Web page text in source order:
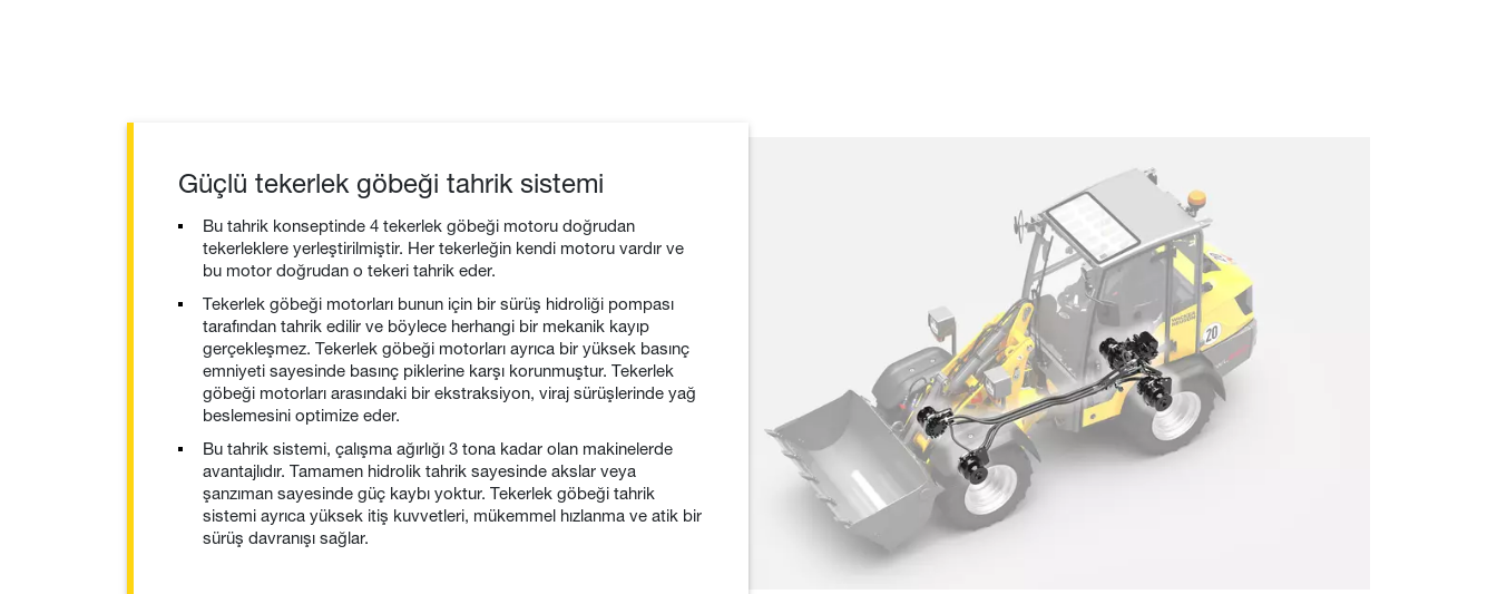
Güçlü tekerlek göbeği tahrik sistemi
Bu tahrik konseptinde 4 tekerlek göbeği motoru doğrudan
tekerleklere yerleştirilmiştir. Her tekerleğin kendi motoru vardır ve
bu motor doğrudan o tekeri tahrik eder.
Tekerlek göbeği motorları bunun için bir sürüş hidroliği pompası
tarafından tahrik edilir ve böylece herhangi bir mekanik kayıp
gerçekleşmez. Tekerlek göbeği motorları ayrıca bir yüksek basınç
emniyeti sayesinde basınç piklerine karşı korunmuştur. Tekerlek
göbeği motorları arasındaki bir ekstraksiyon, viraj sürüşlerinde yağ
beslemesini optimize eder.
Bu tahrik sistemi, çalışma ağırlığı 3 tona kadar olan makinelerde
avantajlıdır. Tamamen hidrolik tahrik sayesinde akslar veya
şanzıman sayesinde güç kaybı yoktur. Tekerlek göbeği tahrik
sistemi ayrıca yüksek itiş kuvvetleri, mükemmel hızlanma ve atik bir
sürüş davranışı sağlar.